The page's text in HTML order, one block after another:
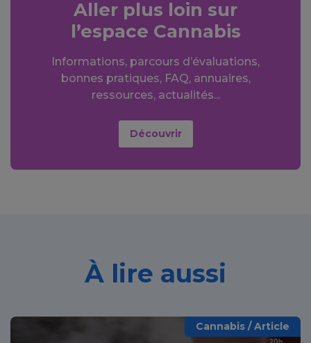
Aller plus loin sur
l’espace Cannabis
Informations, parcours d’évaluations,
bonnes pratiques, FAQ, annuaires,
ressources, actualités...
Découvrir
À lire aussi
Cannabis / Article